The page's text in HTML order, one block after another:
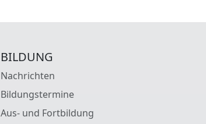
BILDUNG
Nachrichten
Bildungstermine
Aus- und Fortbildung